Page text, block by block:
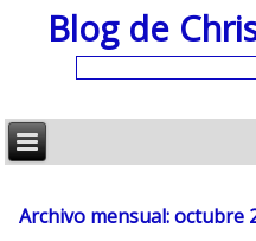
Blog de
Archivo mensual:octubre